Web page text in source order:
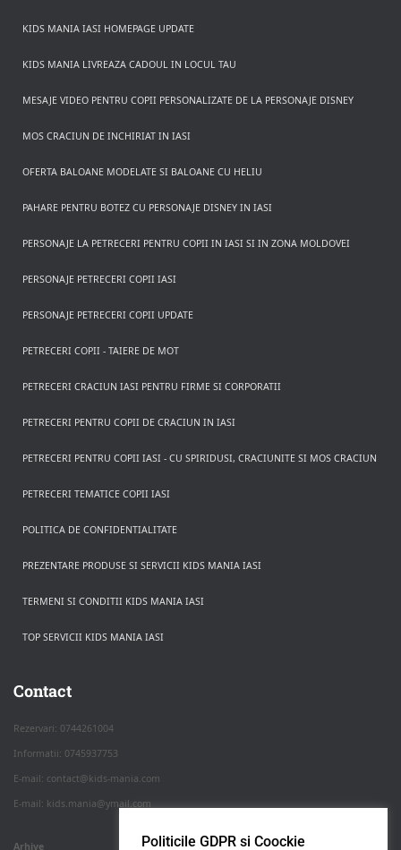
KIDS MANIA IASI HOMEPAGE UPDATE
KIDS MANIA LIVREAZA CADOUL IN LOCUL TAU
MESAJE VIDEO PENTRU COPII PERSONALIZATE DE LA PERSONAJE DISNEY
MOS CRACIUN DE INCHIRIAT IN IASI
OFERTA BALOANE MODELATE SI BALOANE CU HELIU
PAHARE PENTRU BOTEZ CU PERSONAJE DISNEY IN IASI
PERSONAJE LA PETRECERI PENTRU COPII IN IASI SI IN ZONA MOLDOVEI
PERSONAJE PETRECERI COPII IASI
PERSONAJE PETRECERI COPII UPDATE
PETRECERI COPII - TAIERE DE MOT
PETRECERI CRACIUN IASI PENTRU FIRME SI CORPORATII
PETRECERI PENTRU COPII DE CRACIUN IN IASI
PETRECERI PENTRU COPII IASI - CU SPIRIDUSI, CRACIUNITE SI MOS CRACIUN
PETRECERI TEMATICE COPII IASI
POLITICA DE CONFIDENTIALITATE
PREZENTARE PRODUSE SI SERVICII KIDS MANIA IASI
TERMENI SI CONDITII KIDS MANIA IASI
TOP SERVICII KIDS MANIA IASI
Contact
Rezervari: 0744261004
Informatii: 0745937753
E-mail: contact@kids-mania.com
E-mail: kids.mania@ymail.com
Arhive Politicile GDPR si Coockie
Apasa pe o categorie ca sa vezi serviciile.
PETRECERI COPII